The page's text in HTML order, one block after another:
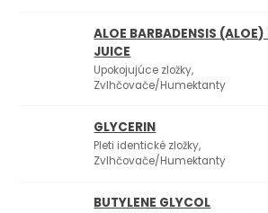
ALOE BARBADENSIS (ALOE)
JUICE
Upokojujúce zložky,
Zvlhčovače/Humektanty
GLYCERIN
Pleti identické zložky,
Zvlhčovače/Humektanty
BUTYLENE GLYCOL